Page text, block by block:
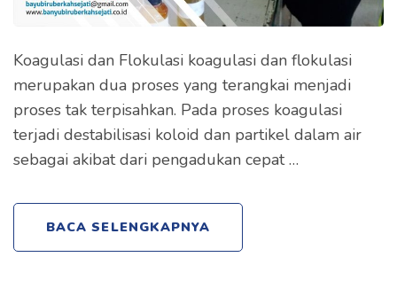
Koagulasi dan Flokulasi koagulasi dan flokulasi
merupakan dua proses yang terangkai menjadi
proses tak terpisahkan. Pada proses koagulasi
terjadi destabilisasi koloid dan partikel dalam air
sebagai akibat dari pengadukan cepat …
BACA SELENGKAPNYA